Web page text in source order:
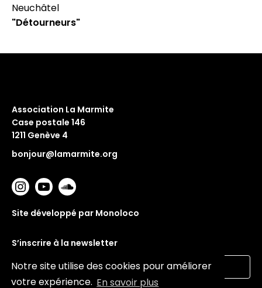
Notre site utilise des cookies pour améliorer
votre expérience. En savoir plus
Neuchâtel
"Détourneurs"
Association La Marmite
Case postale 146
1211 Genève 4
bonjour@lamarmite.org
Site développé par Monoloco
S’inscrire à la newsletter